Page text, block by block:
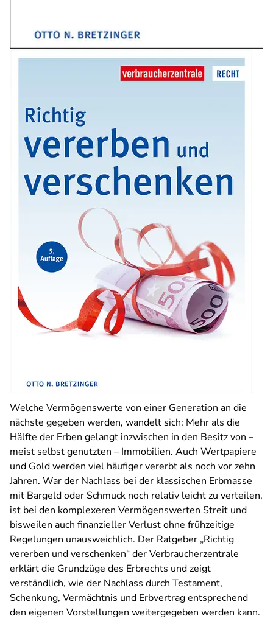
Welche Vermögenswerte von einer Generation an die
nächste gegeben werden, wandelt sich: Mehr als die
Hälfte der Erben gelangt inzwischen in den Besitz von –
meist selbst genutzten – Immobilien. Auch Wertpapiere
und Gold werden viel häufiger vererbt als noch vor zehn
Jahren. War der Nachlass bei der klassischen Erbmasse
mit Bargeld oder Schmuck noch relativ leicht zu verteilen,
ist bei den komplexeren Vermögenswerten Streit und
bisweilen auch finanzieller Verlust ohne frühzeitige
Regelungen unausweichlich. Der Ratgeber „Richtig
vererben und verschenken“ der Verbraucherzentrale
erklärt die Grundzüge des Erbrechts und zeigt
verständlich, wie der Nachlass durch Testament,
Schenkung, Vermächtnis und Erbvertrag entsprechend
den eigenen Vorstellungen weitergegeben werden kann.